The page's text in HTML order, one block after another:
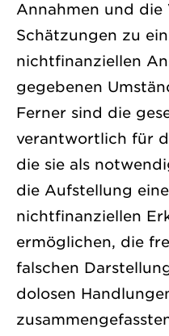
Annahmen und die
Schätzungen zu
nichtfinanziellen
gegebenen
Ferner sind die
verantwortlich für
die sie als
die Aufstellung
nichtfinanziellen
ermöglichen, die
falschen
dolosen